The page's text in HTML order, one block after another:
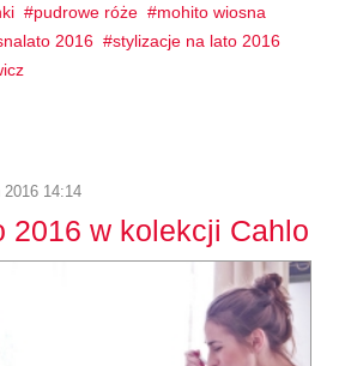
pudrowe róże
mohito wiosna
2016
stylizacje na lato 2016
14:14
2016 w kolekcji Cahlo